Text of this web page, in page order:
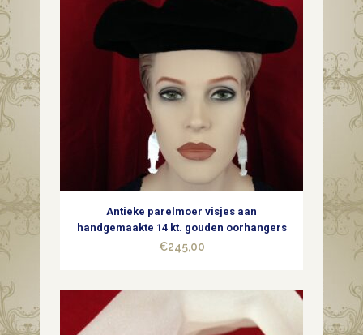
Antieke parelmoer visjes aan
handgemaakte 14 kt. gouden oorhangers
€245,00